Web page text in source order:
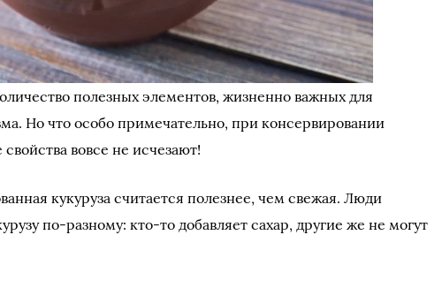
полезных элементов, жизненно важных для
Но что особо примечательно, при консервировании
вовсе не исчезают!
кукуруза считается полезнее, чем свежая. Люди
по-разному: кто-то добавляет сахар, другие же не могут